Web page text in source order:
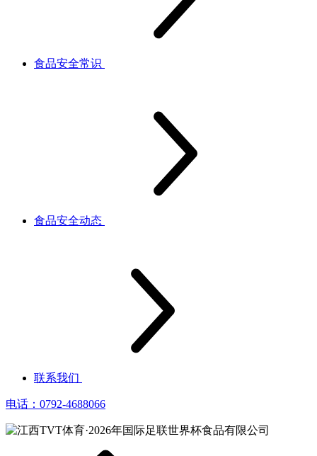
食品安全常识
食品安全动态
联系我们
电话：0792-4688066